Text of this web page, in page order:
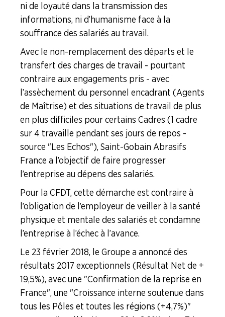
ni de loyauté dans la transmission des
informations, ni d’humanisme face à la
souffrance des salariés au travail.
Avec le non-remplacement des départs et le
transfert des charges de travail - pourtant
contraire aux engagements pris - avec
l’assèchement du personnel encadrant (Agents
de Maîtrise) et des situations de travail de plus
en plus difficiles pour certains Cadres (1 cadre
sur 4 travaille pendant ses jours de repos -
source "Les Echos"), Saint-Gobain Abrasifs
France a l’objectif de faire progresser
l’entreprise au dépens des salariés.
Pour la CFDT, cette démarche est contraire à
l’obligation de l’employeur de veiller à la santé
physique et mentale des salariés et condamne
l’entreprise à l’échec à l’avance.
Le 23 février 2018, le Groupe a annoncé des
résultats 2017 exceptionnels (Résultat Net de +
19,5%), avec une "Confirmation de la reprise en
France", une "Croissance interne soutenue dans
tous les Pôles et toutes les régions (+4,7%)"